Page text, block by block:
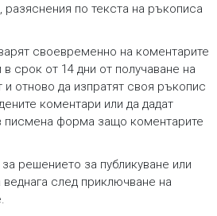
разяснения по текста на ръкописа
своевременно на коментарите
в срок от 14 дни от получаване на
и отново да изпратят своя ръкопис
коментари или да дадат
писмена форма защо коментарите
решението за публикуване или
след приключване на